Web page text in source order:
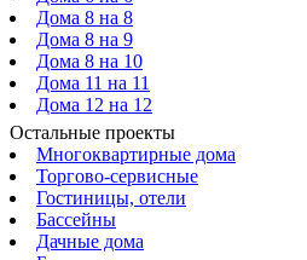
Дома 8 на 8
Дома 8 на 9
Дома 8 на 10
Дома 11 на 11
Дома 12 на 12
Остальные проекты
Многоквартирные дома
Торгово-сервисные
Гостиницы, отели
Бассейны
Дачные дома